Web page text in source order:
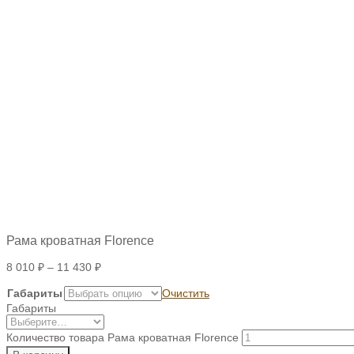
Рама кроватная Florence
8 010 ₽ – 11 430 ₽
Габариты
Очистить
Габариты
Количество товара Рама кроватная Florence